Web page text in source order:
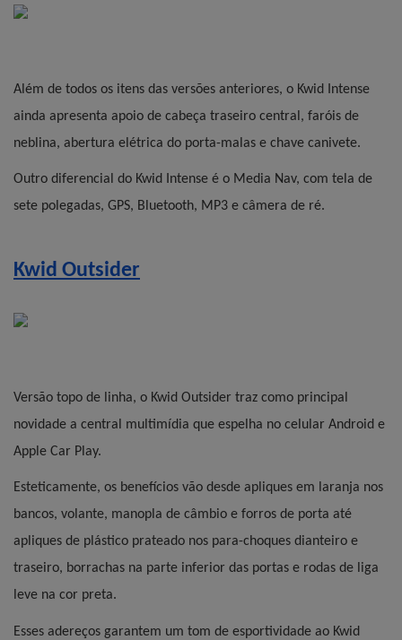
Além de todos os itens das versões anteriores, o Kwid Intense
ainda apresenta apoio de cabeça traseiro central, faróis de
neblina, abertura elétrica do porta-malas e chave canivete.
Outro diferencial do Kwid Intense é o Media Nav, com tela de
sete polegadas, GPS, Bluetooth, MP3 e câmera de ré.
Kwid Outsider
Versão topo de linha, o Kwid Outsider traz como principal
novidade a central multimídia que espelha no celular Android e
Apple Car Play.
Esteticamente, os benefícios vão desde apliques em laranja nos
bancos, volante, manopla de câmbio e forros de porta até
apliques de plástico prateado nos para-choques dianteiro e
traseiro, borrachas na parte inferior das portas e rodas de liga
leve na cor preta.
Esses adereços garantem um tom de esportividade ao Kwid